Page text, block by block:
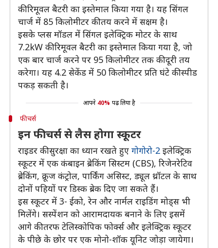
की रिमूवल बैटरी का इस्तेमाल किया गया है। यह सिंगल
चार्ज में 85 किलोमीटर की तय करने में सक्षम है।
इसके प्लस मॉडल में सिंगल इलेक्ट्रिक मोटर के साथ
7.2kW की रिमूवल बैटरी का इस्तेमाल किया गया है, जो
एक बार चार्ज करने पर 95 किलोमीटर तक की दूरी तय
करेगा। यह 4.2 सेकेंड में 50 किलोमीटर प्रति घंटे की स्पीड
पकड़ सकती है।
आपने 40% पढ़ लिया है
फीचर्स
इन फीचर्स से लैस होगा स्कूटर
राइडर की सुरक्षा का ध्यान रखते हुए गोगोरो-2 इलेक्ट्रिक
स्कूटर में एक कंबाइन ब्रेकिंग सिस्टम (CBS), रिजेनरेटिव
ब्रेकिंग, क्रूज कंट्रोल, पार्किंग असिस्ट, ड्यूल थ्रॉटल के साथ
दोनों पहियों पर डिस्क ब्रेक दिए जा सकते हैं।
इस स्कूटर में 3- ईको, रेन और नार्मल राइडिंग मोड्स भी
मिलेंगे। सस्पेंशन को आरामदायक बनाने के लिए इसमें
आगे की तरफ टेलिस्कोपिक फोर्क्स और इलेक्ट्रिक स्कूटर
के पीछे के छोर पर एक मोनो-शॉक यूनिट जोड़ा जायेगा।